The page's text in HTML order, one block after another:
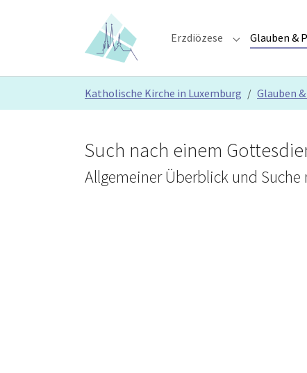
Erzdiözese Submenu for
Glauben &
Katholische Kirche in Luxemburg Glauben
Such nach einem
Allgemeiner Überblick und